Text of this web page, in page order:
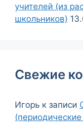
учителей (из
школьников)
Свежие
Игорь к записи